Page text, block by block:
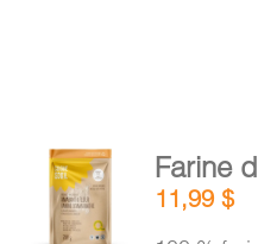
AJOUTER
AU
PANIER
Farine
11,99$